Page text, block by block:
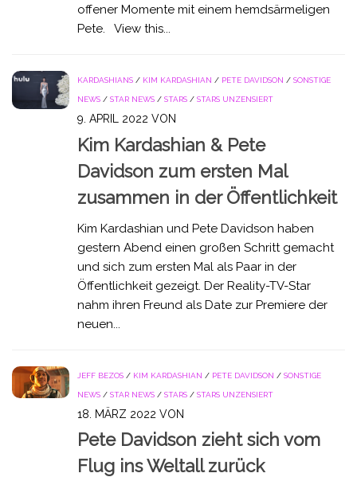
offener Momente mit einem hemdsärmeligen
Pete. View this...
KARDASHIANS / KIM KARDASHIAN / PETE DAVIDSON / SONSTIGE
NEWS / STAR NEWS / STARS / STARS UNZENSIERT
9. APRIL 2022 VON
Kim Kardashian & Pete
Davidson zum ersten Mal
zusammen in der Öffentlichkeit
Kim Kardashian und Pete Davidson haben
gestern Abend einen großen Schritt gemacht
und sich zum ersten Mal als Paar in der
Öffentlichkeit gezeigt. Der Reality-TV-Star
nahm ihren Freund als Date zur Premiere der
neuen...
JEFF BEZOS / KIM KARDASHIAN / PETE DAVIDSON / SONSTIGE
NEWS / STAR NEWS / STARS / STARS UNZENSIERT
18. MÄRZ 2022 VON
Pete Davidson zieht sich vom
Flug ins Weltall zurück